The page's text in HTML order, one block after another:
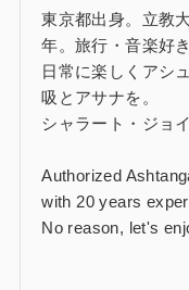
東京都出身。立教
年。旅行・音楽好き
日常に楽しくアシ
吸とアサナを。
シャラート・ジョ
Authorized
with 20 years
No reason, let's